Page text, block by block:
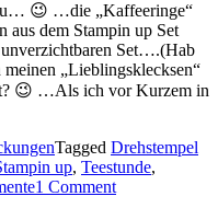
😉 …die „Kaffeeringe“
aus dem Stampin up Set
unverzichtbaren Set….(Hab
„Lieblingsklecksen“
😉 …Als ich vor Kurzem in
Tagged Drehstempel
up, Teestunde,
1 Comment